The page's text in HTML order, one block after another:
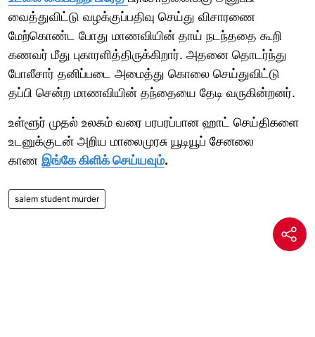
வைத்துவிட்டு வழக்குப்பதிவு செய்து விசாரணை
மேற்கொண்ட போது மாணவியின் தாய் நடந்ததை கூறி
கணவர் மீது புகாரளித்திருக்கிறார். அதனை தொடர்ந்து
போலீசார் தனிப்படை அமைத்து கொலை செய்துவிட்டு
தப்பி சென்ற மாணவியின் தந்தையை தேடி வருகின்றனர்.
உள்ளூர் முதல் உலகம் வரை பரபரப்பான ஹாட் செய்திகளை
உடனுக்குடன் அறிய மாலைமுரசு யூடியூப் சேனலை
காண இங்கே கிளிக் செய்யவும்.
salem student murder